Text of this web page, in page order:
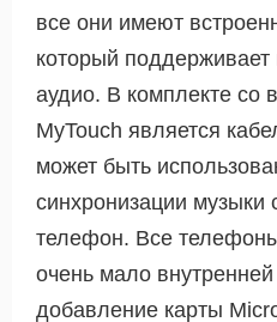
все они имеют
который
аудио. В комплекте со
MyTouch является
может быть
синхронизации музыки
телефон. Все
очень мало
добавление карты